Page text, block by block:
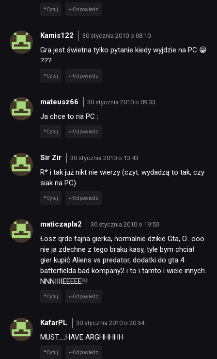
Cytuj Odpowiedz
Kamis122 30 stycznia 2010 o 08:10
Gra jest świetna tylko pytanie kiedy wyjdzie na PC 😀
???
Cytuj Odpowiedz
mateusz66 30 stycznia 2010 o 09:33
Ja chce to na PC :
Cytuj Odpowiedz
Sir Zir 30 stycznia 2010 o 13:43
R* i tak już nikt nie wierzy (czyt. wydadzą to tak, czy
siak na PC)
Cytuj Odpowiedz
maticzapla2 30 stycznia 2010 o 19:50
Łosz qrde fajna gierka, normalnie dzikie Gta, O.. ooo
nie ja zdechne z tego braku kasy, tyle bym chciał
gier kupić Aliens vs predator, dodatki do gta 4
batterfielda bad kompany2 i to i tamto i wiele innych.
NNNIIIIEEEEE!!!
Cytuj Odpowiedz
KafarPL 30 stycznia 2010 o 20:54
MUST…..HAVE ARGHHHHH
Cytuj Odpowiedz